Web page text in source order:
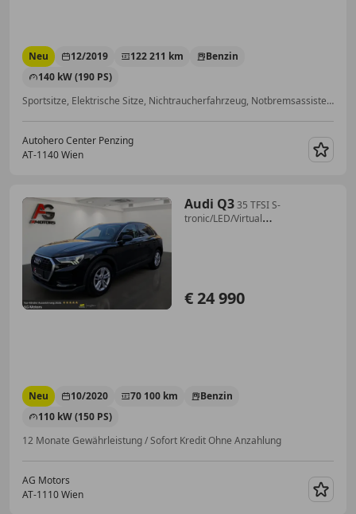
Neu 12/2019 122 211 km
Benzin
140 kW (190 PS)
Sportsitze, Elektrische Sitze, Nichtraucherfahrzeug, Notbremsassistent, Volldigitales Kombiinstrument, LED-Scheinwerfer, Einparkhilfe Rückfahrkamera, Abstandstempomat
Autohero Center Penzing
AT-1140 Wien
Audi Q335 TFSI S-
tronic/LED/Virtual
€ 24 990
Neu 10/2020 70 100 km
Benzin
110 kW (150 PS)
12 Monate Gewährleistung / Sofort Kredit Ohne Anzahlung
AG Motors
AT-1110 Wien